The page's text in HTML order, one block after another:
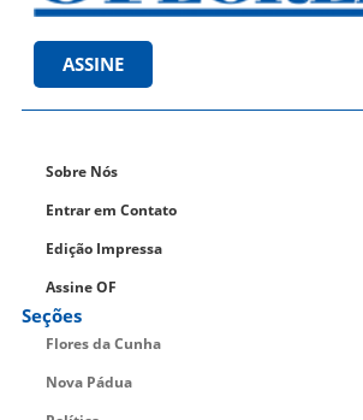
ASSINE
Sobre Nós
Entrar em Contato
Edição Impressa
Assine OF
Seções
Flores da Cunha
Nova Pádua